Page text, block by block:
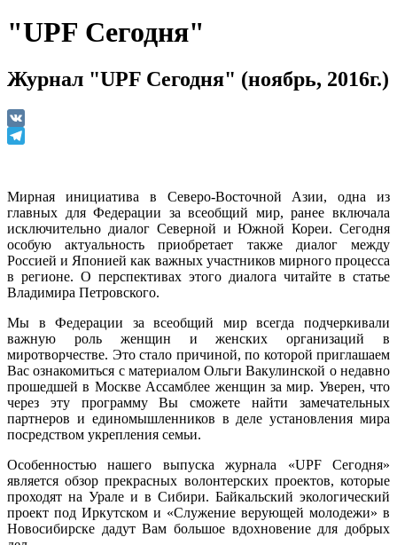
"UPF Сегодня"
Журнал "UPF Сегодня" (ноябрь, 2016г.)
VK
Мирная инициатива в Северо-Восточной Азии, одна из
главных для Федерации за всеобщий мир, ранее включала
исключительно диалог Северной и Южной Кореи. Сегодня
особую актуальность приобретает также диалог между
Россией и Японией как важных участников мирного процесса
в регионе. О перспективах этого диалога читайте в статье
Владимира Петровского.
Мы в Федерации за всеобщий мир всегда подчеркивали
важную роль женщин и женских организаций в
миротворчестве. Это стало причиной, по которой приглашаем
Вас ознакомиться с материалом Ольги Вакулинской о недавно
прошедшей в Москве Ассамблее женщин за мир. Уверен, что
через эту программу Вы сможете найти замечательных
партнеров и единомышленников в деле установления мира
посредством укрепления семьи.
Особенностью нашего выпуска журнала «UPF Сегодня»
является обзор прекрасных волонтерских проектов, которые
проходят на Урале и в Сибири. Байкальский экологический
проект под Иркутском и «Служение верующей молодежи» в
Новосибирске дадут Вам большое вдохновение для добрых